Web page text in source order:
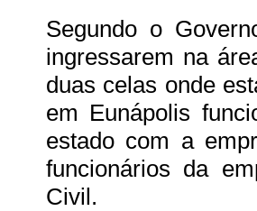
Segundo o
ingressarem na
duas celas onde
em Eunápolis
estado com a
funcionários da
Civil.